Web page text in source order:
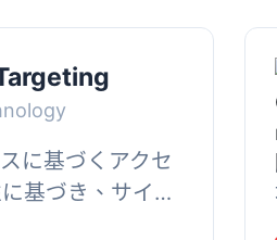
に基づくアクセ
基づき、サイト